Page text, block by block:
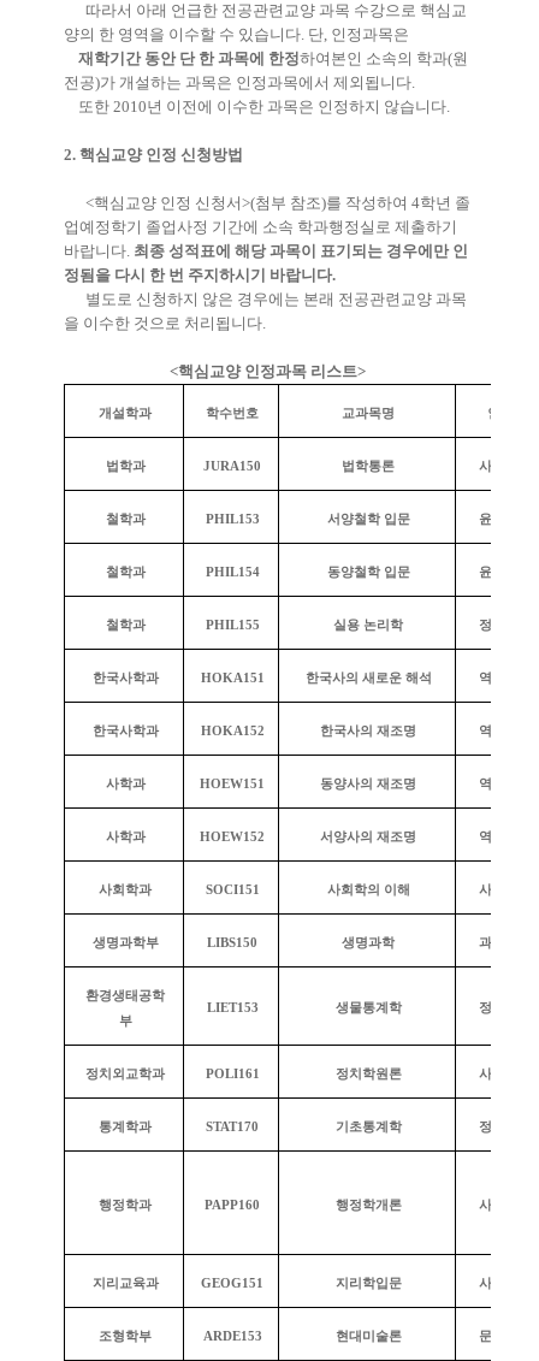
따라서 아래 언급한 전공관련교양 과목 수강으로 핵심교
양의 한 영역을 이수할 수 있습니다. 단, 인정과목은
재학기간 동안 단 한 과목에 한정하여본인 소속의 학과(원
전공)가 개설하는 과목은 인정과목에서 제외됩니다.
또한 2010년 이전에 이수한 과목은 인정하지 않습니다.
2. 핵심교양 인정 신청방법
<핵심교양 인정 신청서>(첨부 참조)를 작성하여 4학년 졸
업예정학기 졸업사정 기간에 소속 학과행정실로 제출하기
바랍니다. 최종 성적표에 해당 과목이 표기되는 경우에만 인
정됨을 다시 한 번 주지하시기 바랍니다.
별도로 신청하지 않은 경우에는 본래 전공관련교양 과목
을 이수한 것으로 처리됩니다.
<핵심교양 인정과목 리스트>
개설학과 학수번호 교과목명 인정영역
법학과 JURA150 법학통론 사회의 이
철학과 PHIL153 서양철학 입문 윤리와 사
철학과 PHIL154 동양철학 입문 윤리와 사
철학과 PHIL155 실용 논리학 정량적 사
한국사학과 HOKA151 한국사의 새로운 해석 역사의 탐
한국사학과 HOKA152 한국사의 재조명 역사의 탐
사학과 HOEW151 동양사의 재조명 역사의 탐
사학과 HOEW152 서양사의 재조명 역사의 탐
사회학과 SOCI151 사회학의 이해 사회의 이
생명과학부 LIBS150 생명과학 과학과 기
환경생태공학
부
LIET153 생물통계학 정량적 사
정치외교학과 POLI161 정치학원론 사회의 이
통계학과 STAT170 기초통계학 정량적 사
행정학과 PAPP160 행정학개론 사회의 이
지리교육과 GEOG151 지리학입문 사회의 이
조형학부 ARDE153 현대미술론 문학과 예